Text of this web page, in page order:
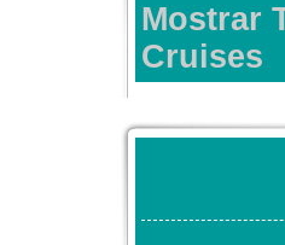
Mostrar
Cruises